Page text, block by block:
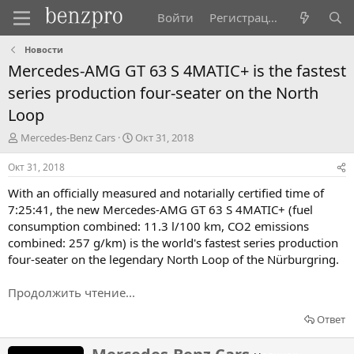
Войти Регистрация
Новости
Mercedes-AMG GT 63 S 4MATIC+ is the fastest
series production four-seater on the North
Loop
А
в
т
о
р
т
е
ы
Mercedes-Benz Cars
Д
а
а
н
а
ч
л
а
Окт 31, 2018
Окт 31, 2018
With an officially measured and notarially certified time of
7:25:41, the new Mercedes-AMG GT 63 S 4MATIC+ (fuel
consumption combined: 11.3 l/100 km, CO2 emissions
combined: 257 g/km) is the world's fastest series production
four-seater on the legendary North Loop of the Nürburgring.
Продолжить чтение...
Ответ
Н